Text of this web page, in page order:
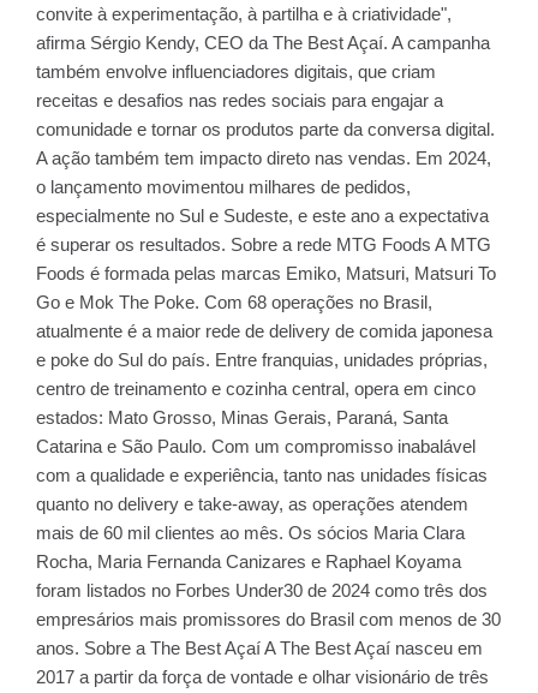
convite à experimentação, à partilha e à criatividade",
afirma Sérgio Kendy, CEO da The Best Açaí. A campanha
também envolve influenciadores digitais, que criam
receitas e desafios nas redes sociais para engajar a
comunidade e tornar os produtos parte da conversa digital.
A ação também tem impacto direto nas vendas. Em 2024,
o lançamento movimentou milhares de pedidos,
especialmente no Sul e Sudeste, e este ano a expectativa
é superar os resultados. Sobre a rede MTG Foods A MTG
Foods é formada pelas marcas Emiko, Matsuri, Matsuri To
Go e Mok The Poke. Com 68 operações no Brasil,
atualmente é a maior rede de delivery de comida japonesa
e poke do Sul do país. Entre franquias, unidades próprias,
centro de treinamento e cozinha central, opera em cinco
estados: Mato Grosso, Minas Gerais, Paraná, Santa
Catarina e São Paulo. Com um compromisso inabalável
com a qualidade e experiência, tanto nas unidades físicas
quanto no delivery e take-away, as operações atendem
mais de 60 mil clientes ao mês. Os sócios Maria Clara
Rocha, Maria Fernanda Canizares e Raphael Koyama
foram listados no Forbes Under30 de 2024 como três dos
empresários mais promissores do Brasil com menos de 30
anos. Sobre a The Best Açaí A The Best Açaí nasceu em
2017 a partir da força de vontade e olhar visionário de três